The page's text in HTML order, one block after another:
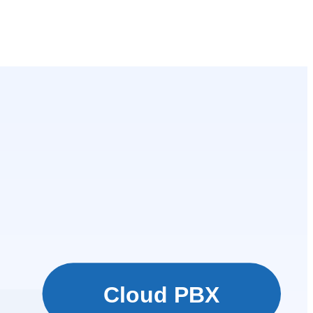
Cloud PBX